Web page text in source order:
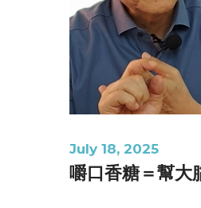
July 18, 2025
嚼口香糖＝幫大